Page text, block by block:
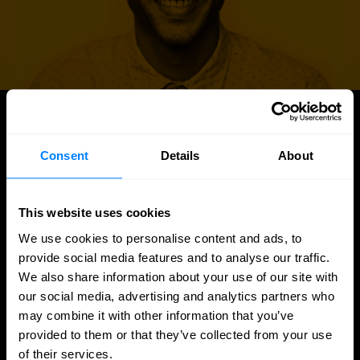
Consent Details About
This website uses cookies
We use cookies to personalise content and ads, to
provide social media features and to analyse our traffic.
We also share information about your use of our site with
our social media, advertising and analytics partners who
may combine it with other information that you’ve
provided to them or that they’ve collected from your use
of their services.
Blog et actualités